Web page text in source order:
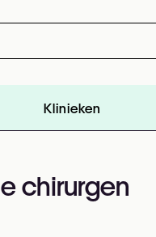
Klinieken
chirurgen